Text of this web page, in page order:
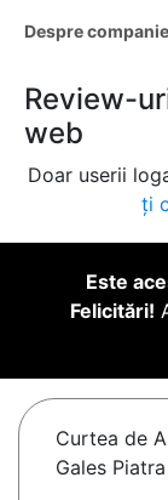
Despre
Review-
web
Doar userii
ți
Este
Felicitări!
Curtea de
Gales Piatra